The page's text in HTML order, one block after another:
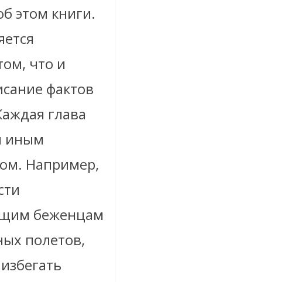
этом книги.
что и
фактов
глава
иным
Например,
беженцам
полетов,